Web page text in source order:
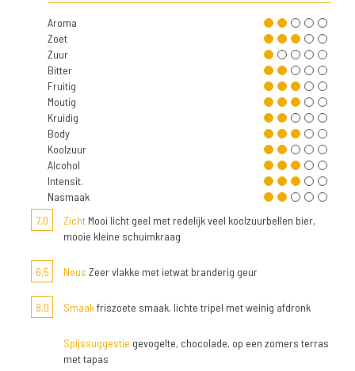
Aroma
Zoet
Zuur
Bitter
Fruitig
Moutig
Kruidig
Body
Koolzuur
Alcohol
Intensit.
Nasmaak
7,0
Zicht Mooi licht geel met redelijk veel koolzuurbellen bier,
mooie kleine schuimkraag
6,5 Neus Zeer vlakke met ietwat branderig geur
8,0 Smaakfriszoete smaak. lichte tripel met weinig afdronk
Spijssuggestie gevogelte, chocolade, op een zomers terras
met tapas